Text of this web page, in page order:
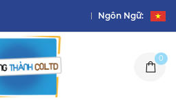
Ngôn Ngữ:
0